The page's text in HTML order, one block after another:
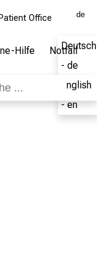
Office de
Deutsch
- de
English
- en
Hilfe Notfall